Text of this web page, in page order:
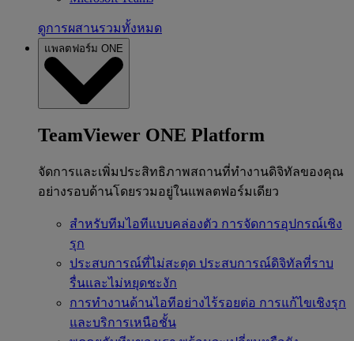
ดูการผสานรวมทั้งหมด
แพลตฟอร์ม ONE
TeamViewer ONE Platform
จัดการและเพิ่มประสิทธิภาพสถานที่ทำงานดิจิทัลของคุณ
อย่างรอบด้านโดยรวมอยู่ในแพลตฟอร์มเดียว
สำหรับทีมไอทีแบบคล่องตัว การจัดการอุปกรณ์เชิง
รุก
ประสบการณ์ที่ไม่สะดุด ประสบการณ์ดิจิทัลที่ราบ
รื่นและไม่หยุดชะงัก
การทำงานด้านไอทีอย่างไร้รอยต่อ การแก้ไขเชิงรุก
และบริการเหนือชั้น